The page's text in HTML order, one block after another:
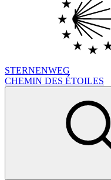
STERNENWEG
CHEMIN DES ÉTOILES